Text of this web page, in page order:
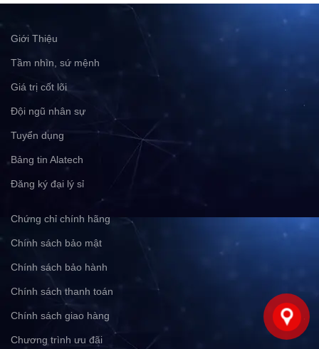
Giới Thiệu
Tầm nhìn, sứ mệnh
Giá trị cốt lõi
Đội ngũ nhân sự
Tuyển dụng
Bảng tin Alatech
Đăng ký đại lý sỉ
Chứng chỉ chính hãng
Chính sách bảo mật
Chính sách bảo hành
Chính sách thanh toán
Chính sách giao hàng
Chương trình ưu đãi